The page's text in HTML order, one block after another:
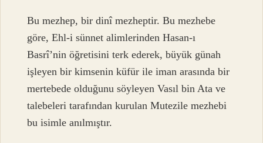
Bu mezhep, bir dinî mezheptir. Bu mezhebe
göre, Ehl-i sünnet alimlerinden Hasan-ı
Basrî’nin öğretisini terk ederek, büyük günah
işleyen bir kimsenin küfür ile iman arasında bir
mertebede olduğunu söyleyen Vasıl bin Ata ve
talebeleri tarafından kurulan Mutezile mezhebi
bu isimle anılmıştır.